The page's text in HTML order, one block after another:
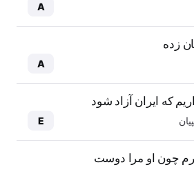
A
زده
A
که ایران آزاد شود
E
چون او مرا دوست